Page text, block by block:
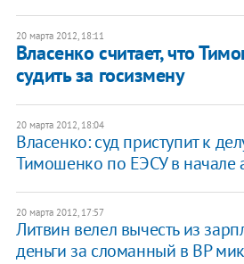
20 марта 2012, 18:11
Власенко считает, что
судить за госизмену
20 марта 2012, 18:04
Власенко: суд приступит к
Тимошенко по ЕЭСУ в начале
20 марта 2012, 17:57
Литвин велел вычесть из
деньги за сломанный в ВР